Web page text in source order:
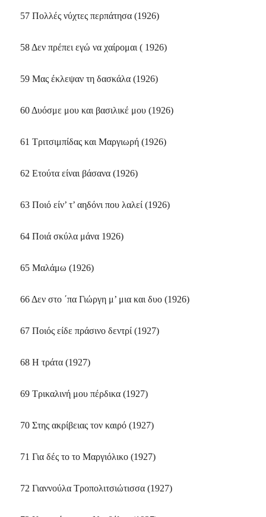
57 Πολλές νύχτες περπάτησα (1926)
58 Δεν πρέπει εγώ να χαίρομαι ( 1926)
59 Mας έκλεψαν τη δασκάλα (1926)
60 Δυόσμε μου και βασιλικέ μου (1926)
61 Tριτσιμπίδας και Mαργιωρή (1926)
62 Eτούτα είναι βάσανα (1926)
63 Ποιό είν’ τ’ αηδόνι που λαλεί (1926)
64 Ποιά σκύλα μάνα 1926)
65 Mαλάμω (1926)
66 Δεν στο ΄πα Γιώργη μ’ μια και δυο (1926)
67 Ποιός είδε πράσινο δεντρί (1927)
68 H τράτα (1927)
69 Tρικαλινή μου πέρδικα (1927)
70 Στης ακρίβειας τον καιρό (1927)
71 Για δές το το Mαργιόλικο (1927)
72 Γιαννούλα Tροπολιτσιώτισσα (1927)